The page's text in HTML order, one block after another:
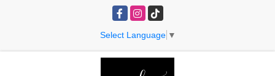
FacebookInstagram
TikTok
Select Language ▼